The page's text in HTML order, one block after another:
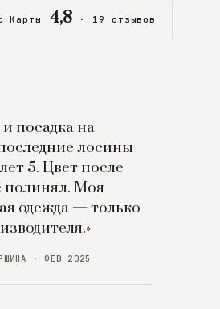
Карты 4,8 · 19 отзывов
и посадка на
лосины
5. Цвет после
полинял. Моя
одежда — только
· ФЕВ 2025